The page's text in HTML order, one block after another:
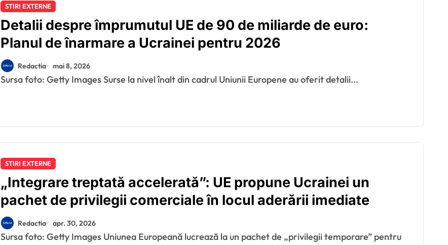
STIRI EXTERNE
Detalii despre împrumutul UE de 90 de miliarde de euro:
Planul de înarmare a Ucrainei pentru 2026
Redactia mai 8, 2026
Sursa foto: Getty Images Surse la nivel înalt din cadrul Uniunii Europene au oferit detalii...
STIRI EXTERNE
„Integrare treptată accelerată”: UE propune Ucrainei un
pachet de privilegii comerciale în locul aderării imediate
Redactia apr. 30, 2026
Sursa foto: Getty Images Uniunea Europeană lucrează la un pachet de „privilegii temporare” pentru